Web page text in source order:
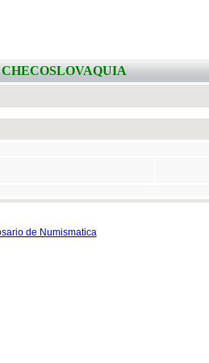
CHECOSLOVAQUIA
de Numismatica